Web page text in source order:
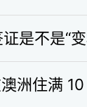
是不是“变
洲住满